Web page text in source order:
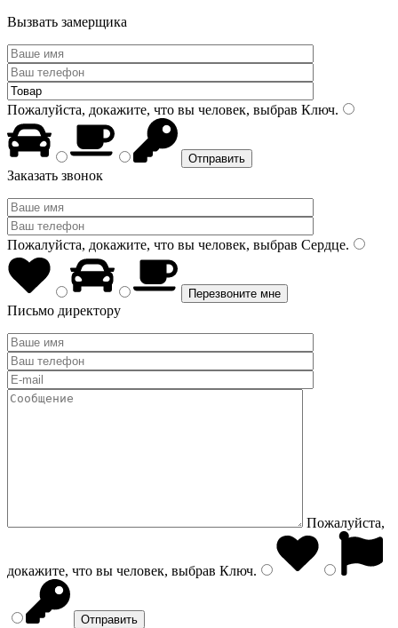
Вызвать замерщика
Пожалуйста, докажите, что вы человек, выбрав Ключ.
Заказать звонок
Пожалуйста, докажите, что вы человек, выбрав Сердце.
Письмо директору
Пожалуйста,
докажите, что вы человек, выбрав Ключ.